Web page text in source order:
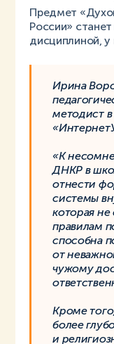
Предмет
России»
дисциплиной,
Ирина
методист
«К
ДНКР в
отнести
системы
которая
правилам
способна
от
чужому
Кроме
более
и